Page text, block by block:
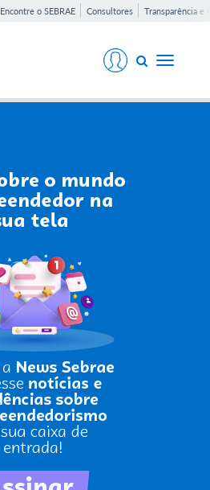
Encontre o SEBRAE Consultores Transparência e
Toggle